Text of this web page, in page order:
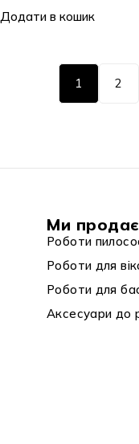
Додати в кошик
1 2
Ми
Роботи
Роботи для
Роботи для
Аксесуари до